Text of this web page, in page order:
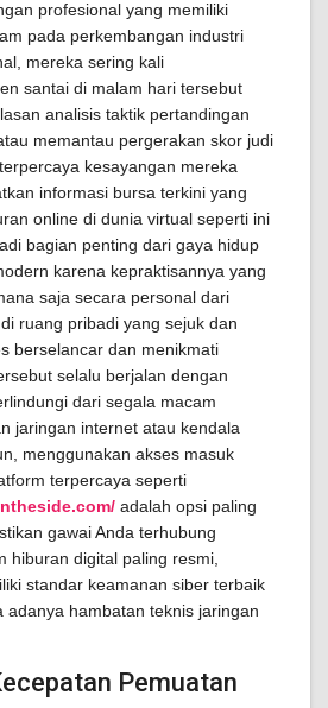
profesional yang memiliki
pada perkembangan industri
mereka sering kali
santai di malam hari tersebut
analisis taktik pertandingan
memantau pergerakan skor judi
kesayangan mereka
informasi bursa terkini yang
online di dunia virtual seperti ini
bagian penting dari gaya hidup
karena kepraktisannya yang
saja secara personal dari
ruang pribadi yang sejuk dan
berselancar dan menikmati
selalu berjalan dengan
dari segala macam
jaringan internet atau kendala
menggunakan akses masuk
terpercaya seperti
adalah opsi paling
gawai Anda terhubung
hiburan digital paling resmi,
standar keamanan siber terbaik
adanya hambatan teknis jaringan
Pemuatan